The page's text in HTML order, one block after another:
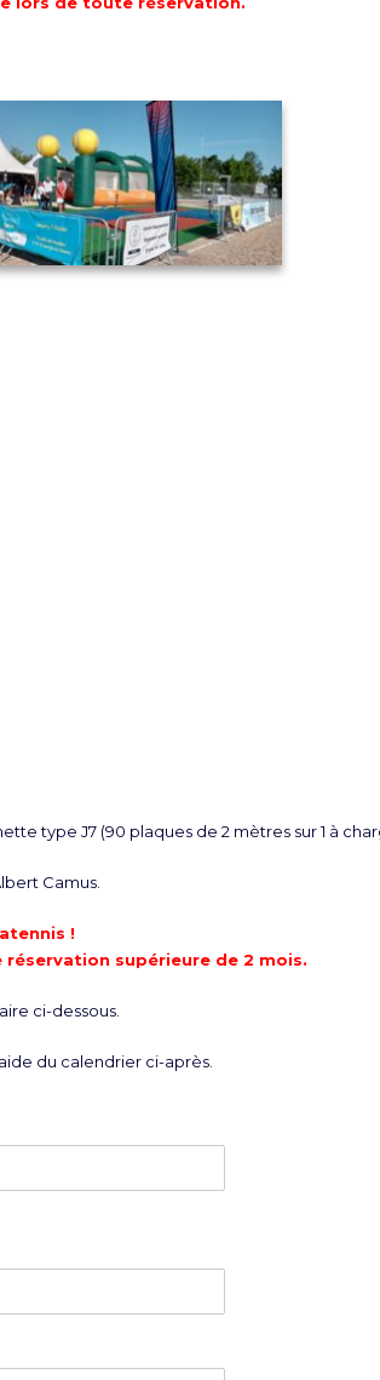
type J7 (90 plaques de 2 mètres sur 1 à
Camus.
!
supérieure de 2 mois.
ci-dessous.
du calendrier ci-après.